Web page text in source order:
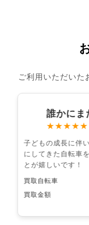
ご利用いただいた
誰かにま
★★★★★
子どもの成長に伴
にしてきた自転車
とが嬉しいです！
買取自転車
買取金額